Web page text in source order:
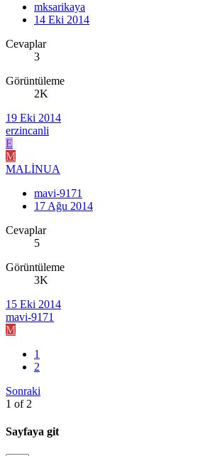
mksarikaya
14 Eki 2014
Cevaplar
3
Görüntüleme
2K
19 Eki 2014
erzincanli
E
M
MALİNUA
mavi-9171
17 Ağu 2014
Cevaplar
5
Görüntüleme
3K
15 Eki 2014
mavi-9171
M
1
2
Sonraki
1 of 2
Sayfaya git